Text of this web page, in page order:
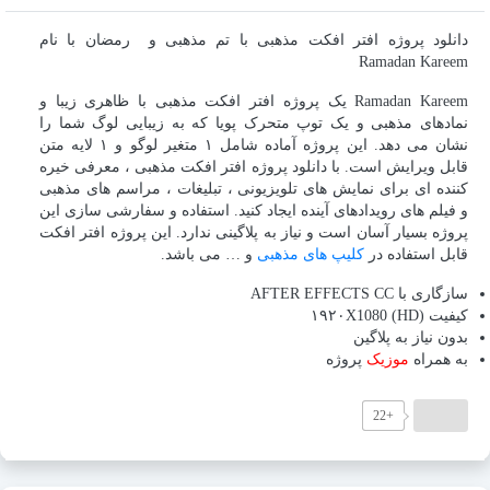
دانلود پروژه افتر افکت مذهبی با تم مذهبی و رمضان با نام
Ramadan Kareem
Ramadan Kareem یک پروژه افتر افکت مذهبی با ظاهری زیبا و
نمادهای مذهبی و یک توپ متحرک پویا که به زیبایی لوگ شما را
نشان می دهد. این پروژه آماده شامل ۱ متغیر لوگو و ۱ لایه متن
قابل ویرایش است. با دانلود پروژه افتر افکت مذهبی ، معرفی خیره
کننده ای برای نمایش های تلویزیونی ، تبلیغات ، مراسم های مذهبی
و فیلم های رویدادهای آینده ایجاد کنید. استفاده و سفارشی سازی این
پروژه بسیار آسان است و نیاز به پلاگینی ندارد. این پروژه افتر افکت
قابل استفاده در کلیپ های مذهبی و … می باشد.
سازگاری با AFTER EFFECTS CC
کیفیت (۱۹۲۰X1080 (HD
بدون نیاز به پلاگین
به همراه موزیک پروژه
+22